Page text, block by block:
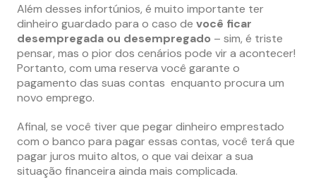
Além desses infortúnios, é muito importante ter
dinheiro guardado para o caso de você ficar
desempregada ou desempregado – sim, é triste
pensar, mas o pior dos cenários pode vir a acontecer!
Portanto, com uma reserva você garante o
pagamento das suas contas enquanto procura um
novo emprego.
Afinal, se você tiver que pegar dinheiro emprestado
com o banco para pagar essas contas, você terá que
pagar juros muito altos, o que vai deixar a sua
situação financeira ainda mais complicada.